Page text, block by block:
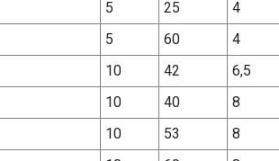
5 25
4
5 60
4
10 42
6,5
10 40
8
10 53
8